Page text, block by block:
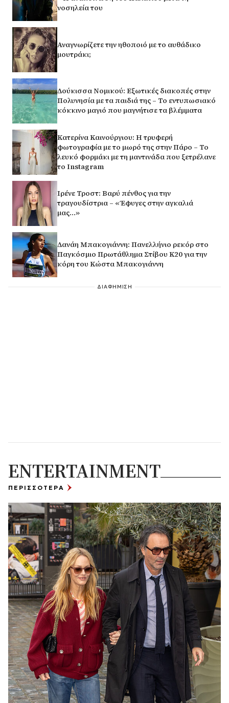
νοσηλεία του
Αναγνωρίζετε την ηθοποιό με το αυθάδικο
μουτράκι;
Δούκισσα Νομικού: Εξωτικές διακοπές στην
Πολυνησία με τα παιδιά της – Το εντυπωσιακό
κόκκινο μαγιό που μαγνήτισε τα βλέμματα
Κατερίνα Καινούργιου: Η τρυφερή
φωτογραφία με το μωρό της στην Πάρο – Το
λευκό φορμάκι με τη μαντινάδα που ξετρέλανε
το Instagram
Ιρένε Τροστ: Βαρύ πένθος για την
τραγουδίστρια – «Έφυγες στην αγκαλιά
μας…»
Δανάη Μπακογιάννη: Πανελλήνιο ρεκόρ στο
Παγκόσμιο Πρωτάθλημα Στίβου Κ20 για την
κόρη του Κώστα Μπακογιάννη
ΔΙΑΦΗΜΙΣΗ
ENTERTAINMENT
ΠΕΡΙΣΣΟΤΕΡΑ